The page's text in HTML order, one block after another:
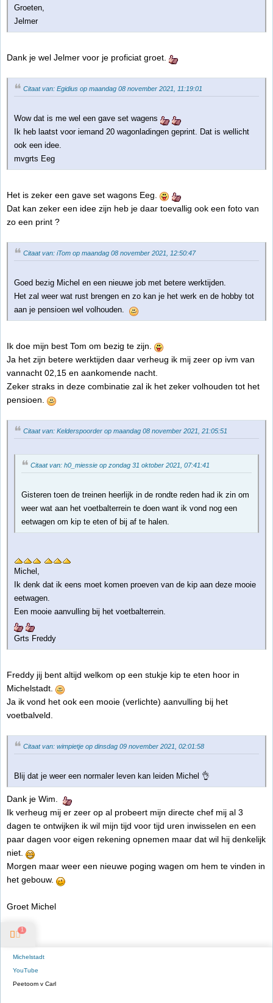
Groeten,
Jelmer
Dank je wel Jelmer voor je proficiat groet.
Citaat van: Egidius op maandag 08 november 2021, 11:19:01
Wow dat is me wel een gave set wagens
Ik heb laatst voor iemand 20 wagonladingen geprint. Dat is wellicht
ook een idee.
mvgrts Eeg
Het is zeker een gave set wagons Eeg.
Dat kan zeker een idee zijn heb je daar toevallig ook een foto van
zo een print ?
Citaat van: iTom op maandag 08 november 2021, 12:50:47
Goed bezig Michel en een nieuwe job met betere werktijden.
Het zal weer wat rust brengen en zo kan je het werk en de hobby tot
aan je pensioen wel volhouden.
Ik doe mijn best Tom om bezig te zijn.
Ja het zijn betere werktijden daar verheug ik mij zeer op ivm van
vannacht 02,15 en aankomende nacht.
Zeker straks in deze combinatie zal ik het zeker volhouden tot het
pensioen.
Citaat van: Kelderspoorder op maandag 08 november 2021, 21:05:51
Citaat van: h0_miessie op zondag 31 oktober 2021, 07:41:41
Gisteren toen de treinen heerlijk in de rondte reden had ik zin om
weer wat aan het voetbalterrein te doen want ik vond nog een
eetwagen om kip te eten of bij af te halen.
Michel,
Ik denk dat ik eens moet komen proeven van de kip aan deze mooie
eetwagen.
Een mooie aanvulling bij het voetbalterrein.
Grts Freddy
Freddy jij bent altijd welkom op een stukje kip te eten hoor in
Michelstadt.
Ja ik vond het ook een mooie (verlichte) aanvulling bij het
voetbalveld.
Citaat van: wimpietje op dinsdag 09 november 2021, 02:01:58
Blij dat je weer een normaler leven kan leiden Michel 👌
Dank je Wim.
Ik verheug mij er zeer op al probeert mijn directe chef mij al 3
dagen te ontwijken ik wil mijn tijd voor tijd uren inwisselen en een
paar dagen voor eigen rekening opnemen maar dat wil hij denkelijk
niet.
Morgen maar weer een nieuwe poging wagen om hem te vinden in
het gebouw.
Groet Michel
1
Michelstadt
YouTube
Peetoom v Carl